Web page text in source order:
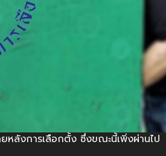
ลังการเลือกตั้ง ซึ่งขณะนี้เพิ่งผ่านไป